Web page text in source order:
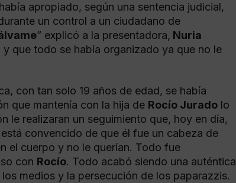
apropiado, según una sentencia judicial,
un control a un ciudadano de
” explicó a la presentadora, Nuria
que todo se había organizado ya que no le
con tan solo 19 años de edad, se había
que mantenía con la hija de Rocío Jurado lo
le realizaran un seguimiento que, hoy en día,
convencido de que él fue un cabeza de
el cuerpo y no le querían. Todo fue
con Rocío. Todo acabó siendo una auténtica
medios y la persecución de los paparazzis.